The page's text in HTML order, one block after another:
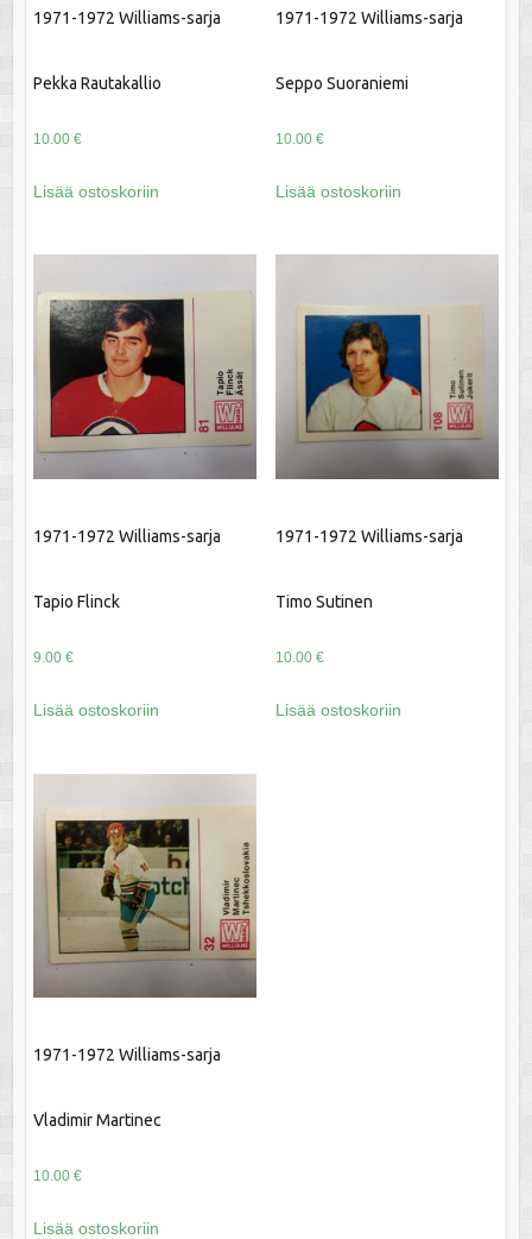
1971-1972 Williams-sarja
Pekka Rautakallio
10.00 €
Lisää ostoskoriin
1971-1972 Williams-sarja
Seppo Suoraniemi
10.00 €
Lisää ostoskoriin
1971-1972 Williams-sarja
Tapio Flinck
9.00 €
Lisää ostoskoriin
1971-1972 Williams-sarja
Timo Sutinen
10.00 €
Lisää ostoskoriin
1971-1972 Williams-sarja
Vladimir Martinec
10.00 €
Lisää ostoskoriin